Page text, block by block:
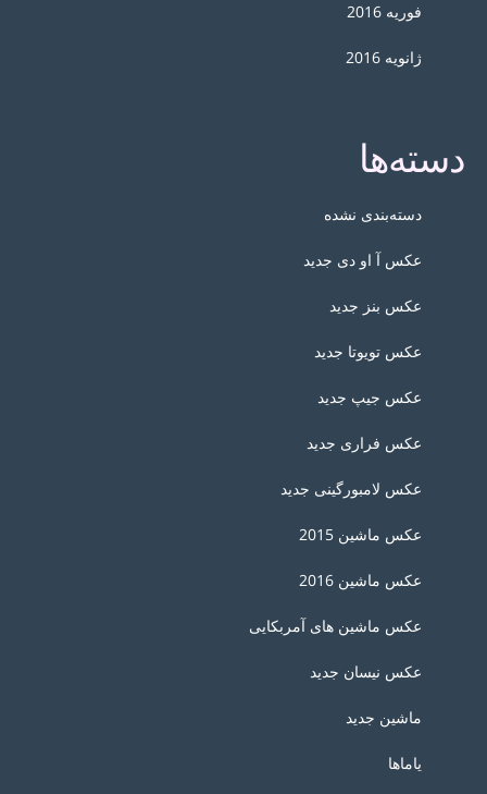
فوریه 2016
ژانویه 2016
دسته‌ها
دسته‌بندی نشده
عکس آ او دی جدید
عکس بنز جدید
عکس تویوتا جدید
عکس جیپ جدید
عکس فراری جدید
عکس لامبورگینی جدید
عکس ماشین 2015
عکس ماشین 2016
عکس ماشین های آمربکایی
عکس نیسان جدید
ماشین جدید
یاماها